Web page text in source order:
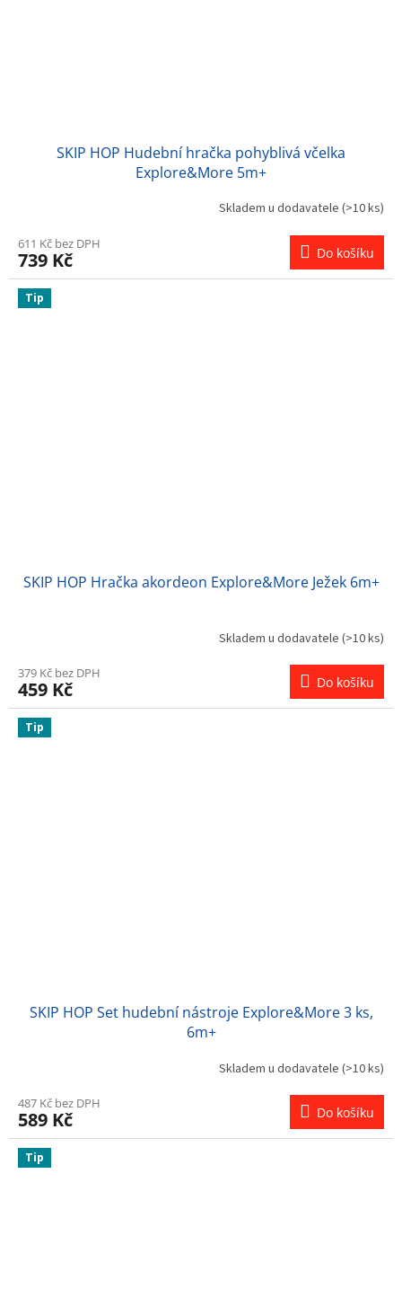
SKIP HOP Hudební hračka pohyblivá včelka
Explore&More 5m+
Skladem u dodavatele (>10 ks)
611 Kč bez DPH
739 Kč Do košíku
Tip
SKIP HOP Hračka akordeon Explore&More Ježek 6m+
Skladem u dodavatele (>10 ks)
379 Kč bez DPH
459 Kč Do košíku
Tip
SKIP HOP Set hudební nástroje Explore&More 3 ks,
6m+
Skladem u dodavatele (>10 ks)
487 Kč bez DPH
589 Kč Do košíku
Tip